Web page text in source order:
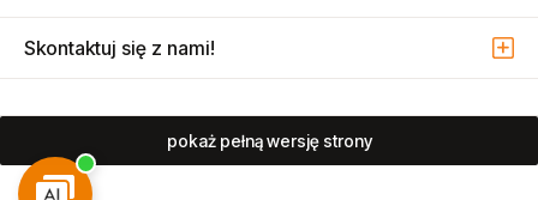
Skontaktuj się z nami!
pokaż pełną wersję strony